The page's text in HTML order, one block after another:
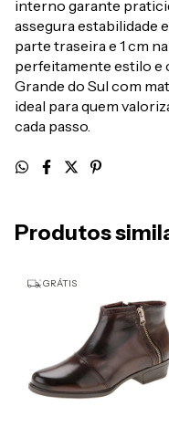
interno garante
assegura estabilidade
parte traseira e 1 cm
perfeitamente estilo e
Grande do Sul com
ideal para quem
cada passo.
Produtos
GRÁTIS